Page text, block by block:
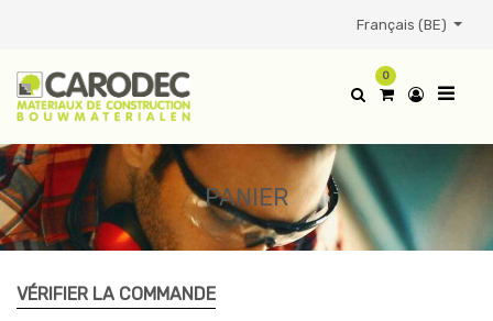
Français (BE)
0
PANIER
VÉRIFIER LA COMMANDE